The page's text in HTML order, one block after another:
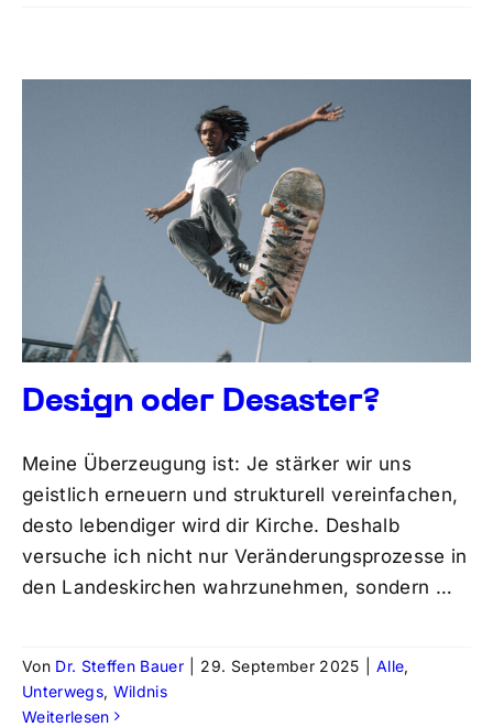
Design oder Desaster?
Meine Überzeugung ist: Je stärker wir uns
geistlich erneuern und strukturell vereinfachen,
desto lebendiger wird dir Kirche. Deshalb
versuche ich nicht nur Veränderungsprozesse in
den Landeskirchen wahrzunehmen, sondern …
Von Dr. Steffen Bauer 29. September 2025 Alle,
Unterwegs, Wildnis
Weiterlesen